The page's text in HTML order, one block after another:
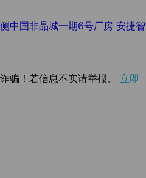
中国非晶城一期6号厂房 安捷智
骗！若信息不实请举报。 立即